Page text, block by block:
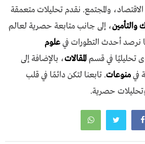
والمجتمع. نقدم تحليلات متعمقة
والتأمين، إلى جانب متابعة حصرية لعالم
نرصد أحدث التطورات فيعلوم
تحليليًا في قسمالمقالات، بالإضافة إلى
فيمنوعات. تابعنا لتكن دائمًا في قلب
حصرية.